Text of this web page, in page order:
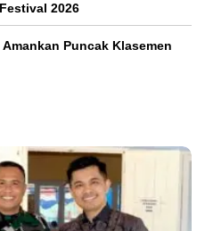
2026
Puncak Klasemen